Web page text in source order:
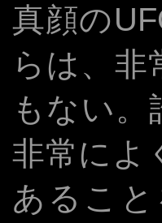
真顔の
らは、
もない
非常によ
あるこ